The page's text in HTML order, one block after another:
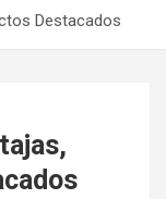
Destacados